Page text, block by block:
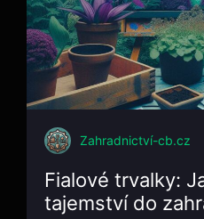
Zahradnictví-cb.cz
Fialové trvalky:
tajemství do